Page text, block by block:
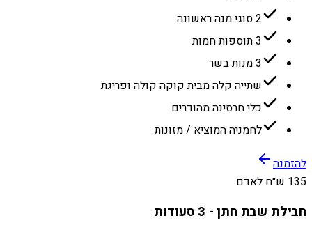
2 סוגי מנה ראשונה
3 תוספות חמות
3 מנות בשר
שתייה קלה מבית קוקה קולה ופריגת
כלי חרסינה מהודרים
לחמניה המוציא / מזונות
להזמנה
135 ש״ח לאדם
חבילת שבת חתן - 3 סעודות